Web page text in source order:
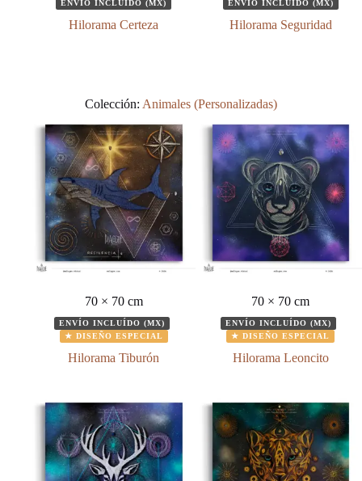
ENVÍO INCLUÍDO (MX)
Hilorama Certeza
ENVÍO INCLUÍDO (MX)
Hilorama Seguridad
Colección: Animales (Personalizadas)
70 × 70 cm
ENVÍO INCLUÍDO (MX)
★ DISEÑO ESPECIAL
Hilorama Tiburón
70 × 70 cm
ENVÍO INCLUÍDO (MX)
★ DISEÑO ESPECIAL
Hilorama Leoncito